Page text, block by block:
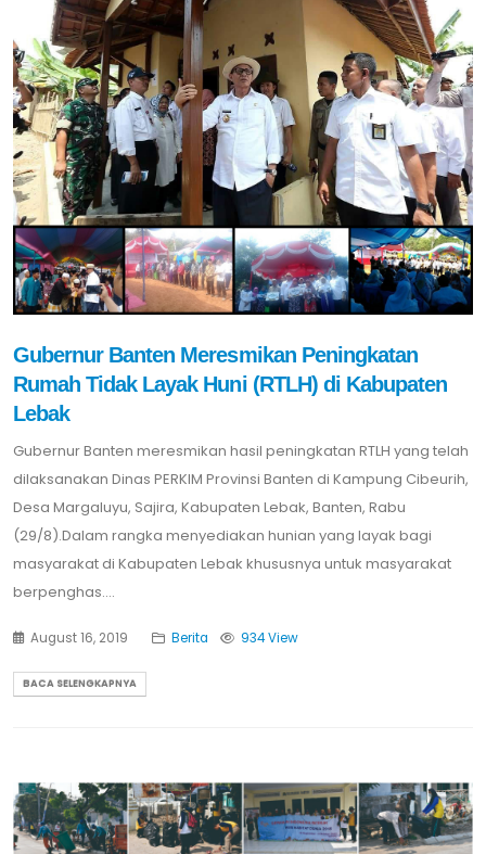
Gubernur Banten Meresmikan Peningkatan
Rumah Tidak Layak Huni (RTLH) di Kabupaten
Lebak
Gubernur Banten meresmikan hasil peningkatan RTLH yang telah
dilaksanakan Dinas PERKIM Provinsi Banten di Kampung Cibeurih,
Desa Margaluyu, Sajira, Kabupaten Lebak, Banten, Rabu
(29/8).Dalam rangka menyediakan hunian yang layak bagi
masyarakat di Kabupaten Lebak khususnya untuk masyarakat
berpenghas....
August 16, 2019 Berita 934 View
BACA SELENGKAPNYA